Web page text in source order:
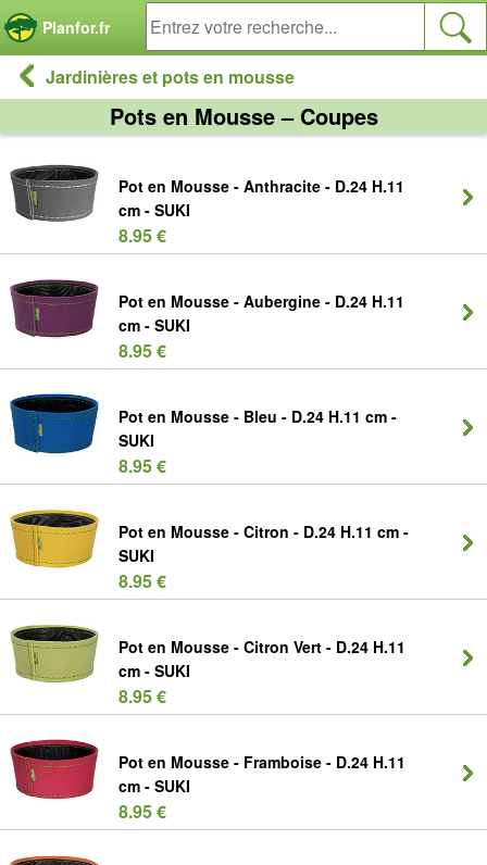
Planfor.fr
Jardinières et pots en mousse
Pots en Mousse – Coupes
Pot en Mousse - Anthracite - D.24 H.11
cm - SUKI
8.95 €
Pot en Mousse - Aubergine - D.24 H.11
cm - SUKI
8.95 €
Pot en Mousse - Bleu - D.24 H.11 cm -
SUKI
8.95 €
Pot en Mousse - Citron - D.24 H.11 cm -
SUKI
8.95 €
Pot en Mousse - Citron Vert - D.24 H.11
cm - SUKI
8.95 €
Pot en Mousse - Framboise - D.24 H.11
cm - SUKI
8.95 €
Panneau de gestion des cookies